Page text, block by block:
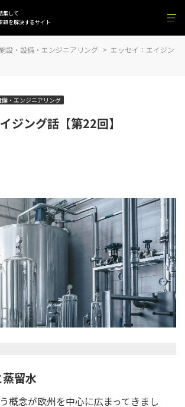
集して
題を解決するサイト
設・設備・エンジニアリング
エッセイ：エイジン
ジング話【第22回】
備・エンジニアリング
留水
概念が欧州を中心に広まってきまし